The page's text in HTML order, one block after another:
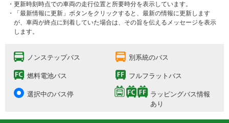
・更新時刻時点での車両の走行位置と所要時分を表示しています。
・「最新情報に更新」ボタンをクリックすると、最新の情報に更新します
が、車両が終点に到着していた場合は、その旨を伝えるメッセージを表示
します。
ノンステップバス 別系統のバス
燃料電池バス フルフラットバス
選択中のバス停
ラッピングバス情報
あり